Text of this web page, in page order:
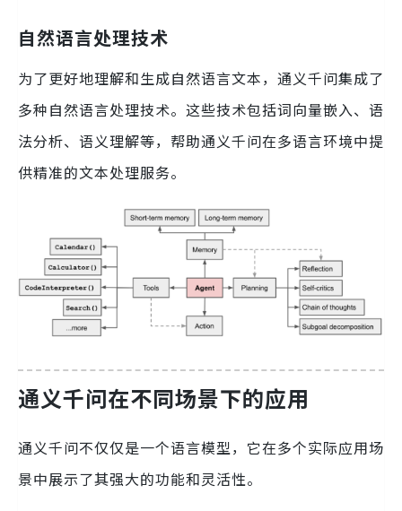
自然语言处理技术
为了更好地理解和生成自然语言文本，通义千问集成了
多种自然语言处理技术。这些技术包括词向量嵌入、语
法分析、语义理解等，帮助通义千问在多语言环境中提
供精准的文本处理服务。
通义千问在不同场景下的应用
通义千问不仅仅是一个语言模型，它在多个实际应用场
景中展示了其强大的功能和灵活性。